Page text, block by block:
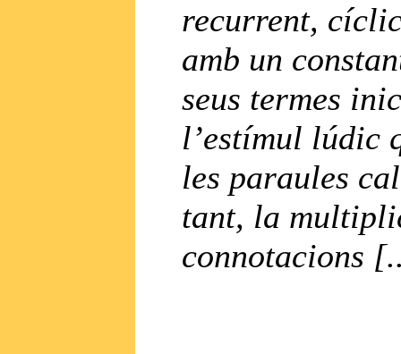
recurrent,
amb un
seus termes
l’estímul lúdic
les paraules
tant, la
connotacions